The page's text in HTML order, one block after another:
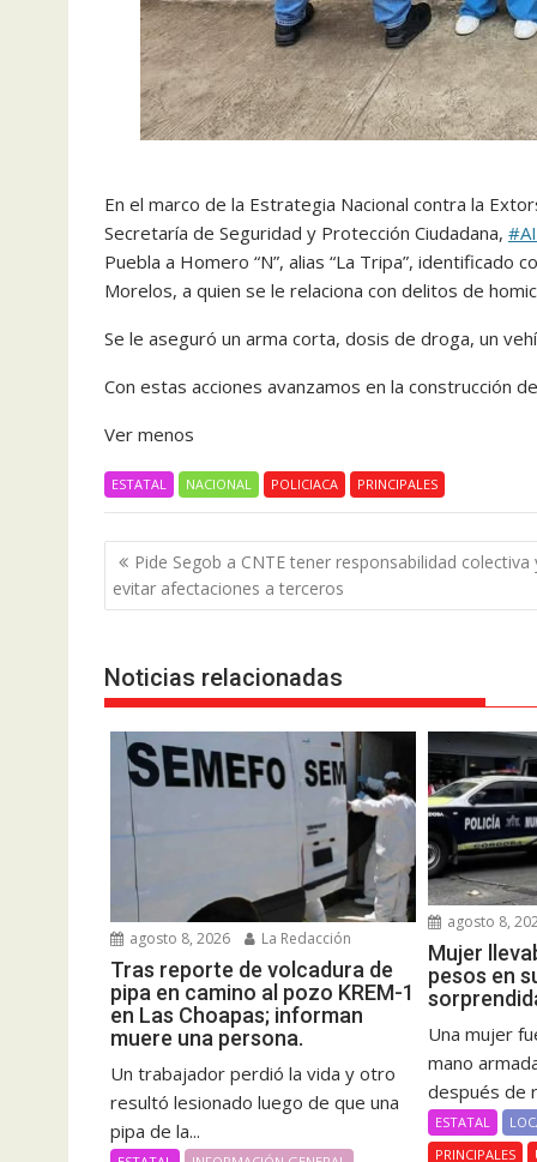
En el marco de la Estrategia Nacional contra la
Secretaría de Seguridad y Protección Ciudadana,
Puebla a Homero “N”, alias “La Tripa”, identificado
Morelos, a quien se le relaciona con delitos de
Se le aseguró un arma corta, dosis de droga, un
Con estas acciones avanzamos en la construcción
Ver menos
ESTATAL NACIONAL POLICIACA PRINCIPALES
Navegación
de
entradas
Pide Segob a CNTE tener responsabilidad colectiva
evitar afectaciones a terceros
Noticias relacionadas
agosto 8, 2026 La Redacción
Tras reporte de volcadura de
pipa en camino al pozo KREM-1
en Las Choapas; informan
muere una persona.
Un trabajador perdió la vida y otro
resultó lesionado luego de que una
pipa de la...
agosto 8,
Mujer
pesos en
Una mujer
mano
después de
ESTATAL
PRINCIPALES